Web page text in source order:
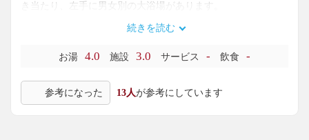
き当たり、左手に男女別の大浴場があります。
棚だけが並んでいますが、思いの外広い脱衣場。浴室に入る
と、手前に銭湯のようなレトロな洗い場があり、その先にタ
イル張り石枠内湯が3つに分割されています。左奥の2人サイ
ズの浴槽は、湯がなく空っぽ。手前の6人サイズの浴槽には、
うっすら琥珀色のナトリウムー塩化物泉（源泉名: 鶴田温泉）
が、源泉かけ流しにされています。源泉65.6℃を加温・加水
続きを読む
お湯 4.0 施設 3.0 サービス - 飲食 -
参考になった 13人が参考にしています